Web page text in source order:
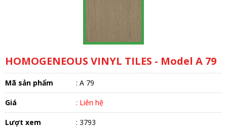
HOMOGENEOUS VINYL TILES - Model A 79
Mã sản phẩm : A 79
Giá : Liên hệ
Lượt xem : 3793